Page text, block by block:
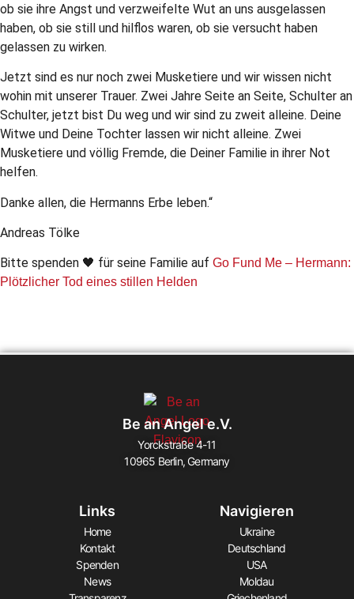
ob sie ihre Angst und verzweifelte Wut an uns ausgelassen
haben, ob sie still und hilflos waren, ob sie versucht haben
gelassen zu wirken.
Jetzt sind es nur noch zwei Musketiere und wir wissen nicht
wohin mit unserer Trauer. Zwei Jahre Seite an Seite, Schulter an
Schulter, jetzt bist Du weg und wir sind zu zweit alleine. Deine
Witwe und Deine Tochter lassen wir nicht alleine. Zwei
Musketiere und völlig Fremde, die Deiner Familie in ihrer Not
helfen.
Danke allen, die Hermanns Erbe leben.“
Andreas Tölke
Bitte spenden 🖤 für seine Familie auf Go Fund Me – Hermann:
Plötzlicher Tod eines stillen Helden
Be an Angel e.V.
Yorckstraße 4-11
10965 Berlin, Germany
Links
Home
Kontakt
Spenden
News
Navigieren
Ukraine
Deutschland
USA
Moldau